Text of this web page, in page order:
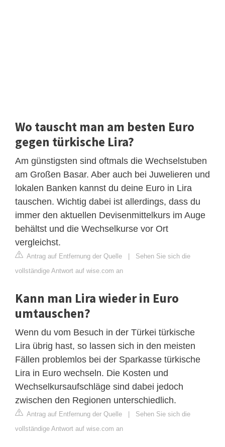
Wo tauscht man am besten Euro
gegen türkische Lira?
Am günstigsten sind oftmals die Wechselstuben
am Großen Basar. Aber auch bei Juwelieren und
lokalen Banken kannst du deine Euro in Lira
tauschen. Wichtig dabei ist allerdings, dass du
immer den aktuellen Devisenmittelkurs im Auge
behältst und die Wechselkurse vor Ort
vergleichst.
Antrag auf Entfernung der Quelle | Sehen Sie sich die
vollständige Antwort auf wise.com an
Kann man Lira wieder in Euro
umtauschen?
Wenn du vom Besuch in der Türkei türkische
Lira übrig hast, so lassen sich in den meisten
Fällen problemlos bei der Sparkasse türkische
Lira in Euro wechseln. Die Kosten und
Wechselkursaufschläge sind dabei jedoch
zwischen den Regionen unterschiedlich.
Antrag auf Entfernung der Quelle | Sehen Sie sich die
vollständige Antwort auf wise.com an